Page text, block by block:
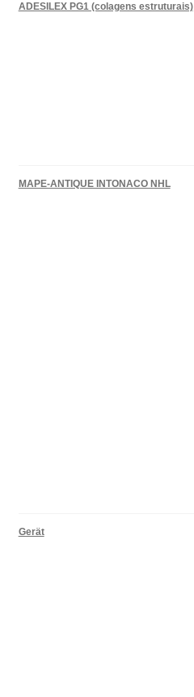
ADESILEX PG1 (colagens estruturais)
MAPE-ANTIQUE INTONACO NHL
Gerät